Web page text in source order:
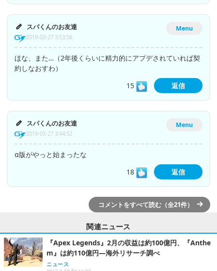
Menu
スパくんのお友達
2019-03-27 3:53:56
ほな、また…（2年後くらいに精力的にアプデされていれば契
約しなおすわ）
15
返信
Menu
スパくんのお友達
2019-03-27 3:44:52
α版がやっと始まったな
18
返信
コメントをすべて読む（全21件）
関連ニュース
『Apex Legends』2月の収益は約100億円、『Anthe
m』は約110億円―海外リサーチ調べ
ニュース